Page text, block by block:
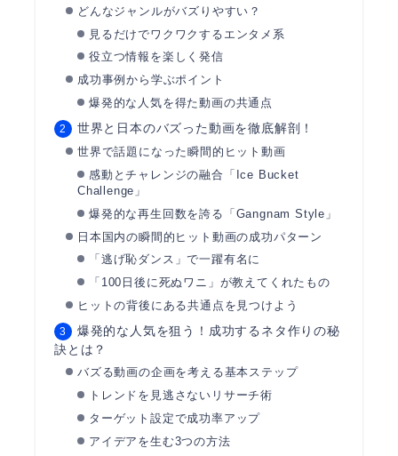
どんなジャンルがバズりやすい？
見るだけでワクワクするエンタメ系
役立つ情報を楽しく発信
成功事例から学ぶポイント
爆発的な人気を得た動画の共通点
世界と日本のバズった動画を徹底解剖！
世界で話題になった瞬間的ヒット動画
感動とチャレンジの融合「Ice Bucket
Challenge」
爆発的な再生回数を誇る「Gangnam Style」
日本国内の瞬間的ヒット動画の成功パターン
「逃げ恥ダンス」で一躍有名に
「100日後に死ぬワニ」が教えてくれたもの
ヒットの背後にある共通点を見つけよう
爆発的な人気を狙う！成功するネタ作りの秘
訣とは？
バズる動画の企画を考える基本ステップ
トレンドを見逃さないリサーチ術
ターゲット設定で成功率アップ
アイデアを生む3つの方法